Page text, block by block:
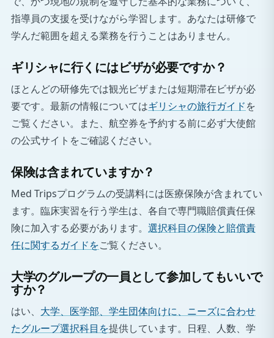
指導員の支援を受けながら学習します。あなたは研修で
学んだ範囲を超える業務を行うことはありません。
ギリシャに行くにはビザが必要ですか？
ほとんどの研修先では観光ビザまたは短期滞在ビザが必
要です。最新の情報についてはギリシャの旅行ガイドを
ご覧ください。また、航空券を予約する前に必ず大使館
の公式サイトをご確認ください。
保険は含まれていますか？
Med Tripsプログラムの受講料には医療保険が含まれてい
ます。臨床実習を行う学生は、各自で専門職賠償責任保
険に加入する必要があります。 選択科目の保険と賠償責
任に関するガイドをご覧ください。
大学のグループの一員として参加してもいいで
すか？
はい、 大学、医学部、学生団体向けに、ニーズに合わせ
たグループ選択科目を提供しています。日程、人数、学